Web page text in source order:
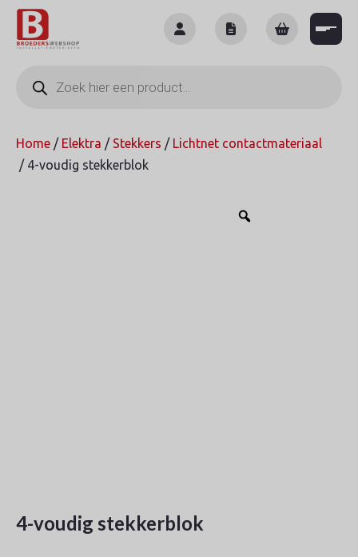
Skip
content
zoeken
Home / Elektra / Stekkers / Lichtnet contactmateriaal
/ 4-voudig stekkerblok
4-voudig stekkerblok